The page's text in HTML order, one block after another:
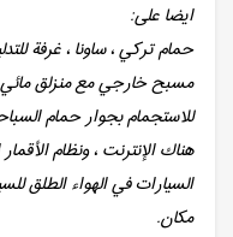
ايضا على:
حمام تركي ، ساونا ، غرفة
مسبح خارجي مع منزلق مائي
للاستجمام بجوار حمام
هناك الإنترنت ، ونظام
السيارات في الهواء الطلق
مكان.